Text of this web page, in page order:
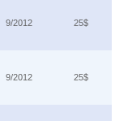
9/2012 25$
9/2012 25$